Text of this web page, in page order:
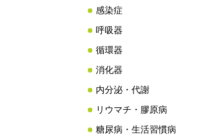
感染症
呼吸器
循環器
消化器
内分泌・代謝
リウマチ・膠原病
糖尿病・生活習慣病